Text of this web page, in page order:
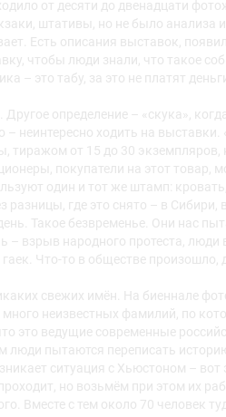
от десяти до двенадцати
штативы, но не было анализа
Есть описания выставок,
чтобы люди знали, что такое
– это табу, за это не платят
определение – «скука»,
неинтересно ходить на выставки.
от 15 до 30 экземпляров,
покупатели на этот товар,
один и тот же штамп: кровать,
где это снято – в Сибири,
Такое безвременье. Они нас
– взрыв народного протеста, люди
Что-то в обществе произошло,
свежих имён. На биеннале
неизвестных фамилий, по
это ведущие современные
пытаются переписать
ситуация с Хьюстоном – вот
но возьмём при этом их
Вместе с тем около 70 человек